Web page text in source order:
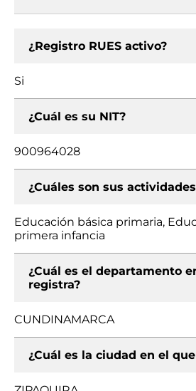
¿Registro RUES activo?
Si
¿Cuál es su NIT?
900964028
¿Cuáles son sus
Educación básica primaria,
primera infancia
¿Cuál es el departamento
registra?
CUNDINAMARCA
¿Cuál es la ciudad en el